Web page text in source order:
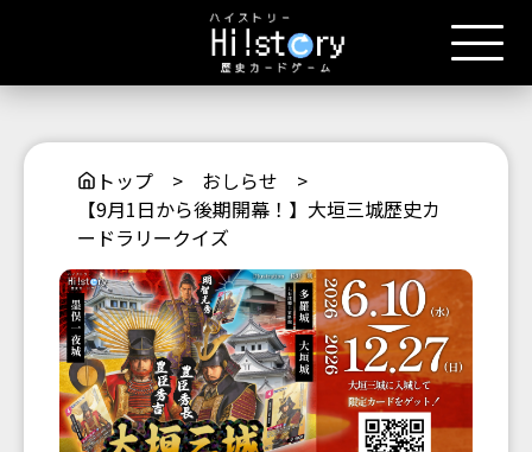
トップ > おしらせ >
【9月1日から後期開幕！】大垣三城歴史カ
ードラリークイズ